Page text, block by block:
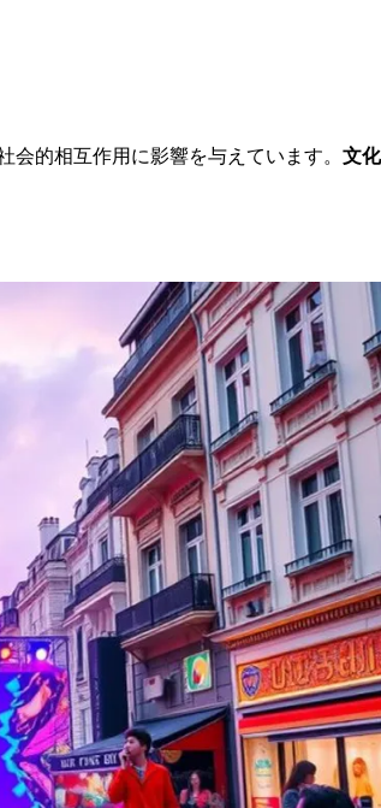
的相互作用に影響を与えています。 文